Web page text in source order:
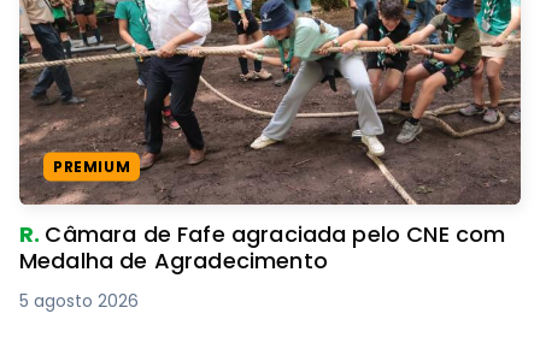
PREMIUM
R. Câmara de Fafe agraciada pelo CNE com
Medalha de Agradecimento
5 agosto 2026